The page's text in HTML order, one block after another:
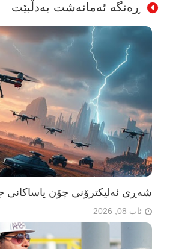
ڕەنگە ئەمانەشت بەدڵبێت
شەڕی ئەلیکترۆنی چۆن
ئاب 08, 2026